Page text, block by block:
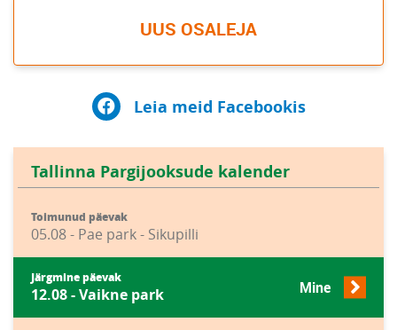
UUS OSALEJA
Leia meid Facebookis
Tallinna Pargijooksude kalender
Toimunud päevak
05.08 - Pae park - Sikupilli
Järgmine päevak
12.08 - Vaikne park Mine